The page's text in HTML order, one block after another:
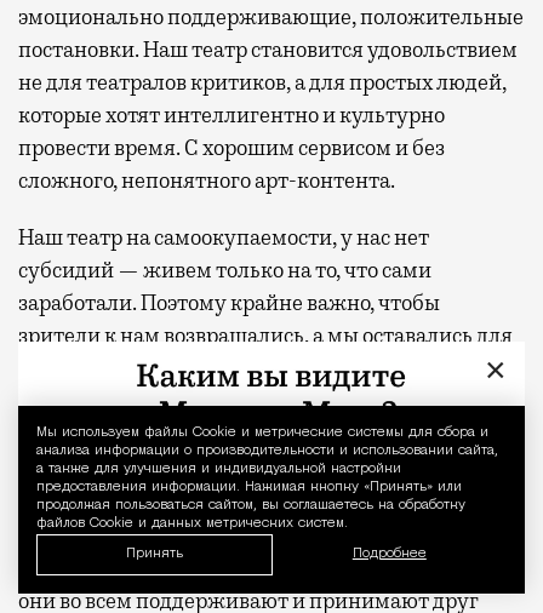
Уведомление
Мы используем файлы Сookie и метрические системы для сбора и
анализа информации о производительности и использовании сайта,
а также для улучшения и индивидуальной настройки
предоставления информации. Нажимая кнопку «Принять» или
продолжая пользоваться сайтом, вы соглашаетесь на обработку
файлов Cookie и данных метрических систем.
Принять Подробнее
эмоционально поддерживающие, положительные
постановки. Наш театр становится удовольствием
не для театралов критиков, а для простых людей,
которые хотят интеллигентно и культурно
провести время. С хорошим сервисом и без
сложного, непонятного арт-контента.
Наш театр на самоокупаемости, у нас нет
субсидий — живем только на то, что сами
заработали. Поэтому крайне важно, чтобы
зрители к нам возвращались, а мы оставались для
них интересным местом.
Семейный фильм«Космическая
Машка»производства моей
кинокомпании…
Это история о безусловной любви папы и дочки —
они во всем поддерживают и принимают друг
×